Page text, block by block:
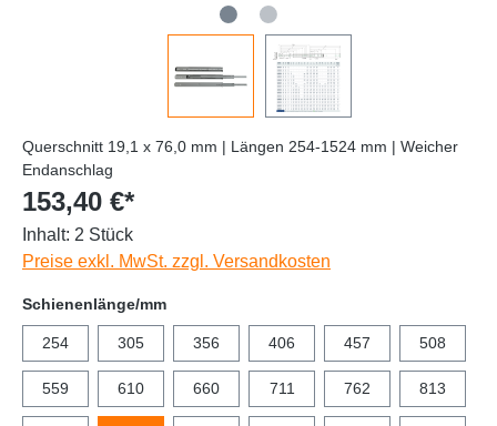
Querschnitt 19,1 x 76,0 mm | Längen 254-1524 mm | Weicher
Endanschlag
153,40 €*
Inhalt: 2 Stück
Preise exkl. MwSt. zzgl. Versandkosten
Schienenlänge/mm
254 305 356 406 457 508
559 610 660 711 762 813